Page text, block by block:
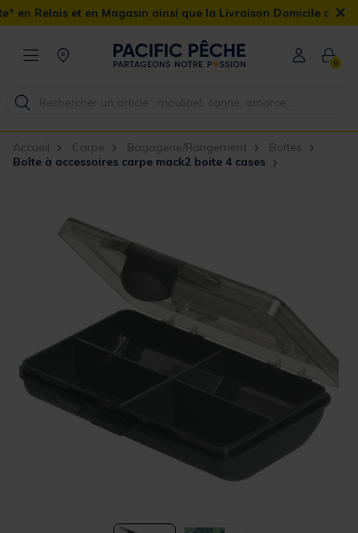
Magasin ainsi que la Livraison Domicile offerte dès 90€ ×
0
Accueil Carpe Bagagerie/Rangement
Boîtes
Boîte à accessoires carpe mack2 boite 4 cases